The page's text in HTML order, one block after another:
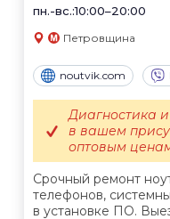
пн.-вс.:10:00–20:00
Петровщина
noutvik.com
Срочный ремонт
телефонов,
в установке ПО.
Диагностика
в вашем
оптовым